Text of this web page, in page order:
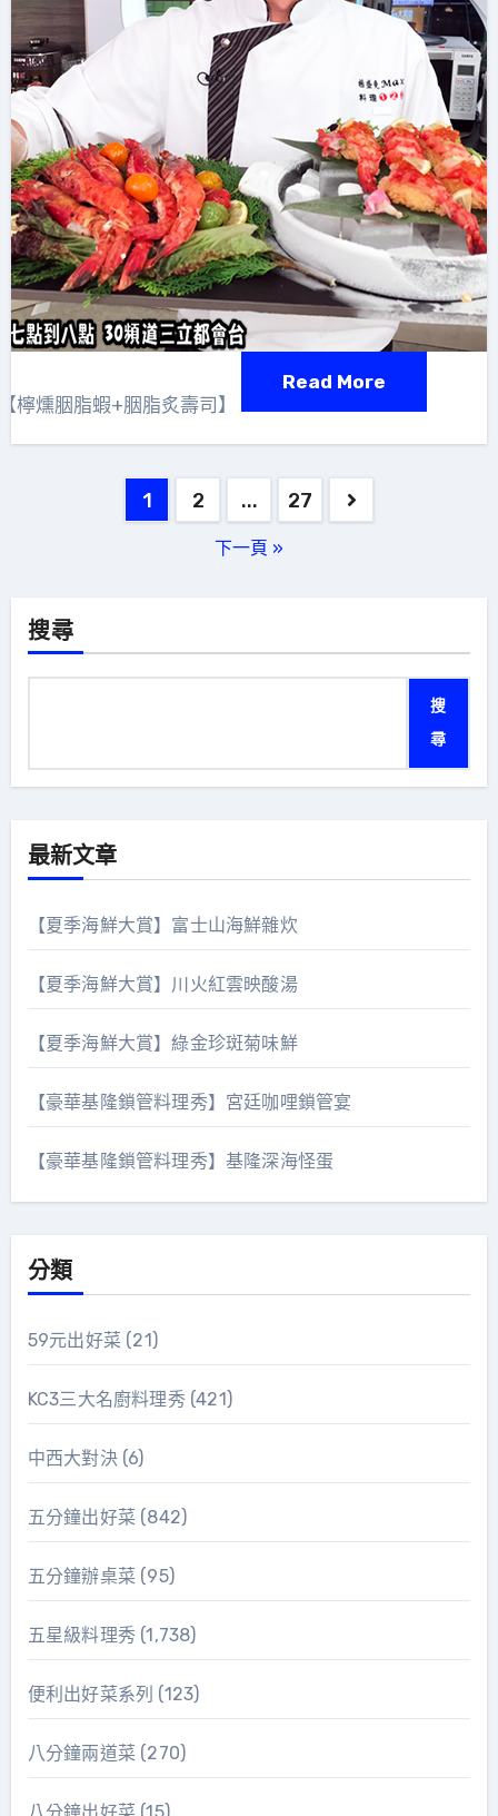
檸燻胭脂蝦+胭脂炙壽司】
Read More
頁
1 2 ... 27
下一頁 »
搜尋
搜
尋
最新文章
【夏季海鮮大賞】富士山海鮮雜炊
【夏季海鮮大賞】川火紅雲映酸湯
【夏季海鮮大賞】綠金珍斑菊味鮮
【豪華基隆鎖管料理秀】宮廷咖哩鎖管宴
【豪華基隆鎖管料理秀】基隆深海怪蛋
分類
59元出好菜 (21)
KC3三大名廚料理秀(421)
中西大對決(6)
五分鐘出好菜 (842)
五分鐘辦桌菜 (95)
五星級料理秀(1,738)
便利出好菜系列 (123)
八分鐘兩道菜 (270)
八分鐘出好菜 (15)